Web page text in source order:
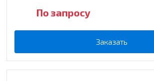
По запросу
Заказать